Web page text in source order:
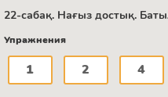
22-сабақ. Нағыз достық.
Упражнения
1 2 4